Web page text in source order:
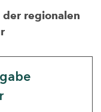
der regionalen